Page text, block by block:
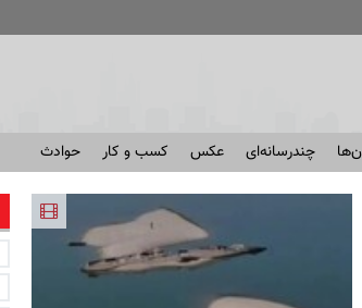
چندرسانه‌ای عکس کسب و کار حوادث